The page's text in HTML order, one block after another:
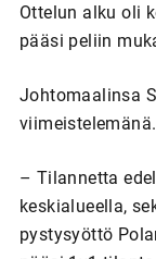
Ottelun alku oli
pääsi peliin
Johtomaalinsa
viimeistelemänä.
– Tilannetta
keskialueella,
pystysyöttö